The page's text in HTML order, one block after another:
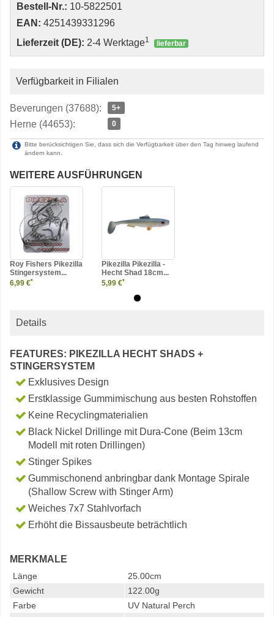
Bestell-Nr.: 10-5822501
EAN: 4251439331296
Lieferzeit (DE): 2-4 Werktage1 lieferbar
Verfügbarkeit in Filialen
Beverungen (37688): 5+
Herne (44653): 0
Bitte berücksichtigen Sie, dass sich die Verfügbarkeit über den Tag hinweg laufend
ändern kann.
WEITERE AUSFÜHRUNGEN
Roy Fishers Pikezilla
Stingersystem...
6,99 €*
Pikezilla Pikezilla -
Hecht Shad 18cm...
5,99 €*
Details
FEATURES: PIKEZILLA HECHT SHADS +
STINGERSYSTEM
Exklusives Design
Erstklassige Gummimischung aus besten Rohstoffen
Keine Recyclingmaterialien
Black Nickel Drillinge mit Dura-Cone (Beim 13cm
Modell mit roten Drillingen)
Stinger Spikes
Gummischonend anbringbar dank Montage Spirale
(Shallow Screw with Stinger Arm)
Weiches 7x7 Stahlvorfach
Erhöht die Bissausbeute beträchtlich
MERKMALE
Länge
25.00cm
Gewicht
122.00g
Farbe
UV Natural Perch